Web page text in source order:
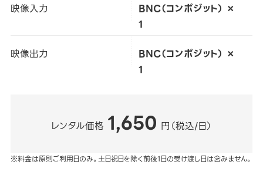
映像入力
BNC（コンポジット） ×
1
映像出力
BNC（コンポジット） ×
1
レンタル価格 1,650 円（税込/日）
※料金は原則ご利用日のみ。土日祝日を除く前後1日の受け渡し日は含みません。